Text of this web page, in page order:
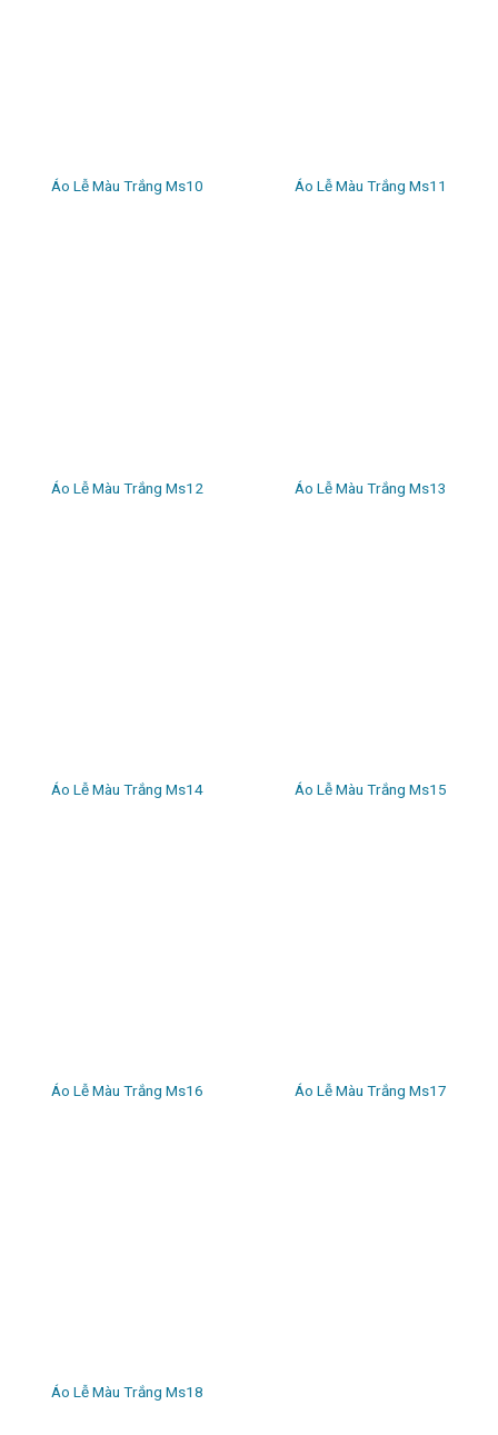
Áo Lễ Màu Trắng Ms10 Áo Lễ Màu Trắng Ms11
Áo Lễ Màu Trắng Ms12 Áo Lễ Màu Trắng Ms13
Áo Lễ Màu Trắng Ms14 Áo Lễ Màu Trắng Ms15
Áo Lễ Màu Trắng Ms16 Áo Lễ Màu Trắng Ms17
Áo Lễ Màu Trắng Ms18